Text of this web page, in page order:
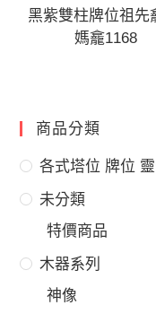
黑紫雙柱牌位祖先
媽龕1168
商品分類
各式塔位 牌位
未分類
特價商品
木器系列
神像